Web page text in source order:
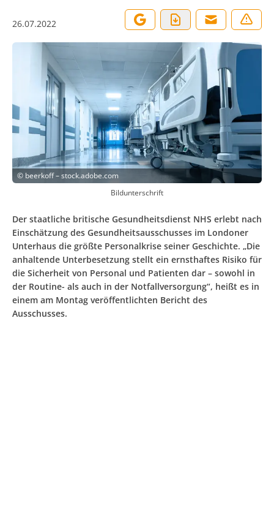
26.07.2022
© beerkoff – stock.adobe.com
Bildunterschrift
Der staatliche britische Gesundheitsdienst NHS erlebt nach
Einschätzung des Gesundheitsausschusses im Londoner
Unterhaus die größte Personalkrise seiner Geschichte. „Die
anhaltende Unterbesetzung stellt ein ernsthaftes Risiko für
die Sicherheit von Personal und Patienten dar – sowohl in
der Routine- als auch in der Notfallversorgung“, heißt es in
einem am Montag veröffentlichten Bericht des
Ausschusses.